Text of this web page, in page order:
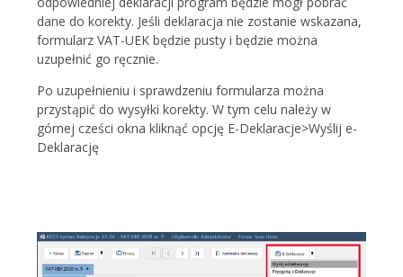
dane do korekty. Jeśli deklaracja nie zostanie wskazana,
formularz VAT-UEK będzie pusty i będzie można
uzupełnić go ręcznie.
Po uzupełnieniu i sprawdzeniu formularza można
przystąpić do wysyłki korekty. W tym celu należy w
górnej cześci okna kliknąć opcję E-Deklaracje>Wyślij e-
Deklarację